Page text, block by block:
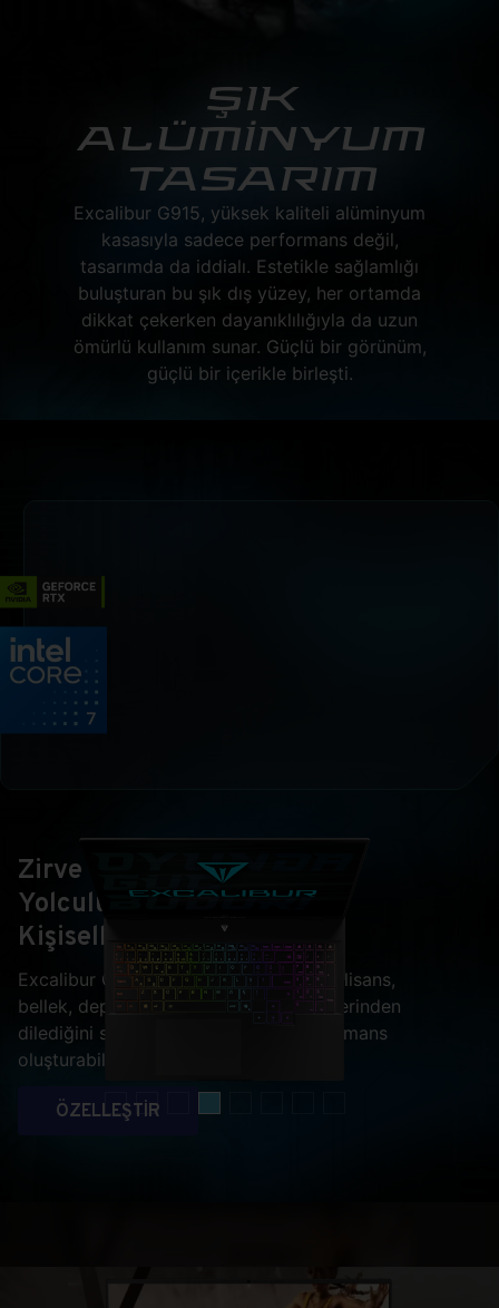
ŞIK
ALÜMİNYUM
TASARIM
Excalibur G915, yüksek kaliteli alüminyum
kasasıyla sadece performans değil,
tasarımda da iddialı. Estetikle sağlamlığı
buluşturan bu şık dış yüzey, her ortamda
dikkat çekerken dayanıklılığıyla da uzun
ömürlü kullanım sunar. Güçlü bir görünüm,
güçlü bir içerikle birleşti.
Zirve
Yolculuğunuzu
Kişiselleştirin
Excalibur G915 ile ekran kartı, işlemci, lisans,
bellek, depolama ve hatta ekran çeşitlerinden
dilediğini seçip kendine özel bir performans
oluşturabilirsiniz.
ÖZELLEŞTİR